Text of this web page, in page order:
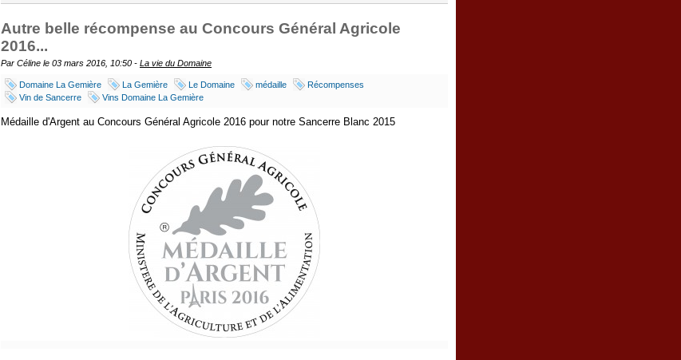
Autre belle récompense au Concours Général Agricole
2016...
Par Céline le 03 mars 2016, 10:50 - La vie du Domaine
Domaine La Gemière La Gemière Le Domaine médaille
Récompenses
Vin de Sancerre
Vins Domaine La Gemière
Médaille d'Argent au Concours Général Agricole 2016 pour notre Sancerre Blanc 2015